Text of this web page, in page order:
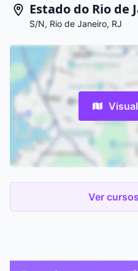
Estado do Rio de
S/N, Rio de Janeiro, RJ
Ver